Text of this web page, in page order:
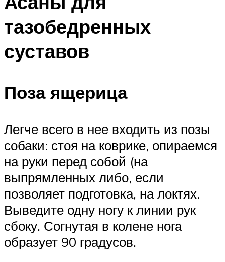
тазобедренных
суставов
Поза ящерица
Легче всего в нее входить из позы
собаки: стоя на коврике, опираемся
на руки перед собой (на
выпрямленных либо, если
позволяет подготовка, на локтях.
Выведите одну ногу к линии рук
сбоку. Согнутая в колене нога
образует 90 градусов.